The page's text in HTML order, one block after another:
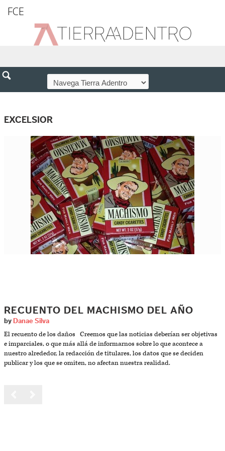
FCE
EXCELSIOR
RECUENTO DEL MACHISMO DEL AÑO
by Danae Silva
El recuento de los daños Creemos que las noticias deberían ser objetivas
e imparciales, o que más allá de informarnos sobre lo que acontece a
nuestro alrededor, la redacción de titulares, los datos que se deciden
publicar y los que se omiten, no afectan nuestra realidad.